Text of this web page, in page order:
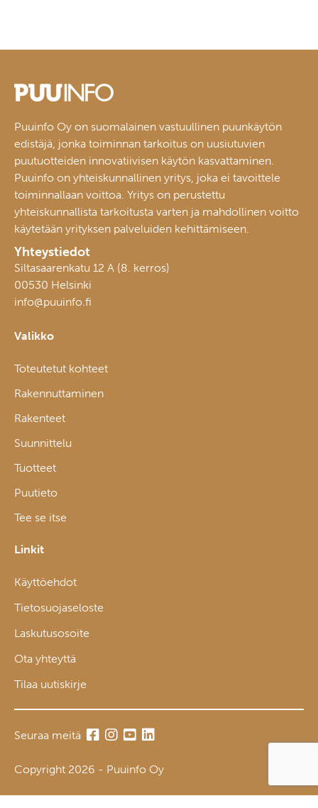
Puuinfo Oy on suomalainen vastuullinen puunkäytön
edistäjä, jonka toiminnan tarkoitus on uusiutuvien
puutuotteiden innovatiivisen käytön kasvattaminen.
Puuinfo on yhteiskunnallinen yritys, joka ei tavoittele
toiminnallaan voittoa. Yritys on perustettu
yhteiskunnallista tarkoitusta varten ja mahdollinen voitto
käytetään yrityksen palveluiden kehittämiseen.
Yhteystiedot
Siltasaarenkatu 12 A (8. kerros)
00530 Helsinki
info@puuinfo.fi
Valikko
Toteutetut kohteet
Rakennuttaminen
Rakenteet
Suunnittelu
Tuotteet
Puutieto
Tee se itse
Linkit
Käyttöehdot
Tietosuojaseloste
Laskutusosoite
Ota yhteyttä
Tilaa uutiskirje
Seuraa meitä
Copyright 2026 - Puuinfo Oy